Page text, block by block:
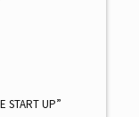
START UP”